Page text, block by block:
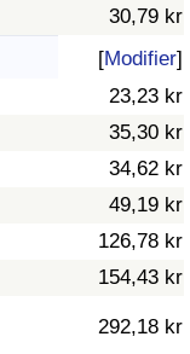
30,79 kr
[Modifier]
23,23 kr
35,30 kr
34,62 kr
49,19 kr
126,78 kr
154,43 kr
292,18 kr